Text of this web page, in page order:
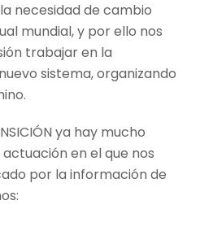
necesidad de cambio
mundial, y por ello nos
trabajar en la
sistema, organizando
ya hay mucho
en el que nos
por la información de